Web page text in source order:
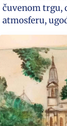
čuvenom trgu,
atmosferu,